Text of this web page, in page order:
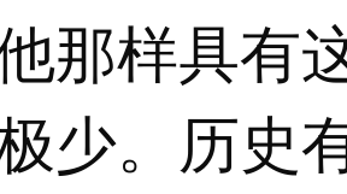
那样具有
少。历史